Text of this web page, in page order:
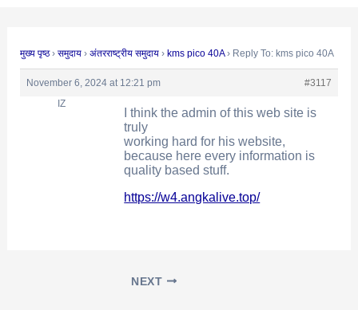
मुख्य पृष्ठ › समुदाय › अंतरराष्ट्रीय समुदाय › kms pico 40A › Reply To: kms pico 40A
November 6, 2024 at 12:21 pm
#3117
IZ
I think the admin of this web site is
truly
working hard for his website,
because here every information is
quality based stuff.
https://w4.angkalive.top/
NEXT